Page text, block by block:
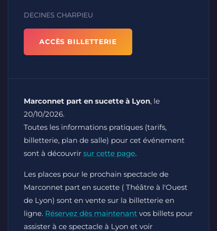
DECINES CHARPIEU
ACCÈS BILLETTERIE
Marconnet part en sucette à Lyon, le
20/10/2026.
Toutes les informations pratiques (tarifs,
billetterie, plan de salle) pour cet événement
sont à découvrir sur cette page.
Les places pour le prochain spectacle de
Marconnet part en sucette ( Théâtre à l'Ouest
de Lyon) sont en vente sur la billetterie en
ligne. Réservez dès maintenant vos billets pour
assister à ce spectacle à Lyon et voir